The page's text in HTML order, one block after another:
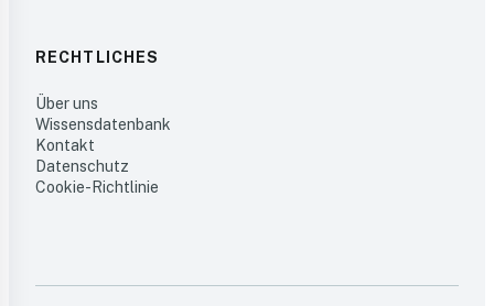
RECHTLICHES
Über uns
Wissensdatenbank
Kontakt
Datenschutz
Cookie-Richtlinie